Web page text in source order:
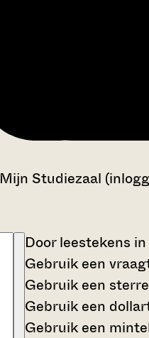
Mijn Studiezaal
Door leestekens
Gebruik een
Gebruik een
Gebruik een
Gebruik een